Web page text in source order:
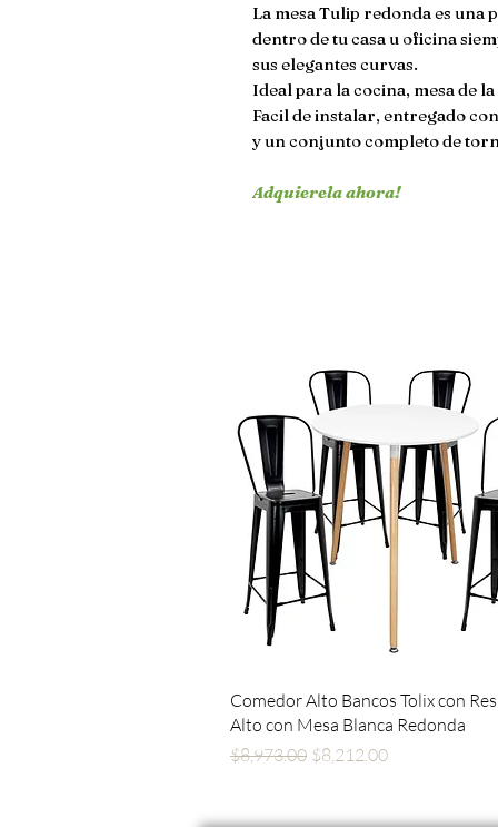
La mesa Tulip redonda es una
dentro de tu casa u oficina
sus elegantes curvas.
Ideal para la cocina, mesa de
Facil de instalar, entregado
y un conjunto completo de
Adquierela ahora!
Vista rápida
Comedor Alto Bancos Tolix con
Alto con Mesa Blanca Redonda
Precio
$8,973.00 Precio de oferta
$8,212.00